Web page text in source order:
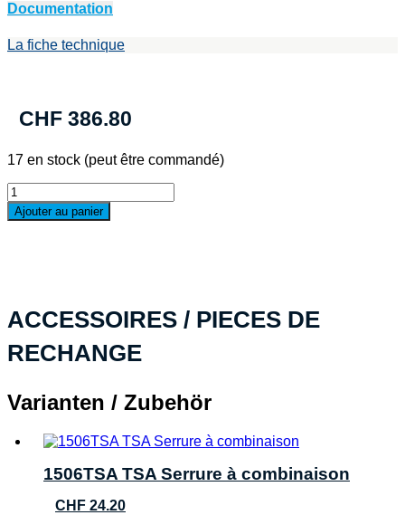
Documentation
La fiche technique
CHF 386.80
17 en stock (peut être commandé)
quantité
de
PELI™
Ajouter au panier
ACCESSOIRES / PIECES DE
RECHANGE
Varianten / Zubehör
1506TSA TSA Serrure à combinaison
CHF 24.20